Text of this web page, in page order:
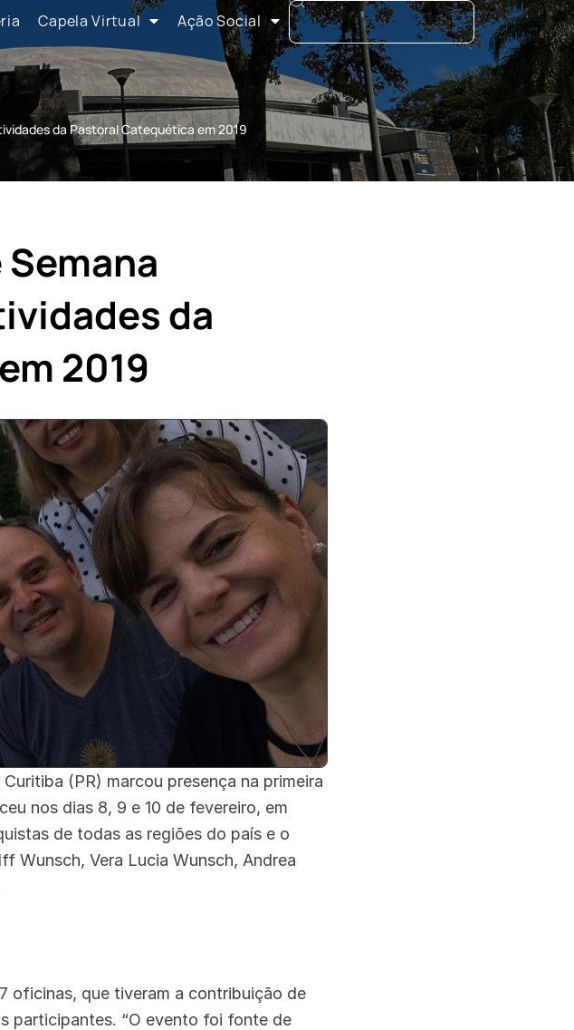
Capela Virtual Ação Social
da Pastoral Catequética em 2019
da
2019
(PR) marcou presença na primeira
nos dias 8, 9 e 10 de fevereiro, em
de todas as regiões do país e o
Wunsch, Vera Lucia Wunsch, Andrea
oficinas, que tiveram a contribuição de
participantes. “O evento foi fonte de